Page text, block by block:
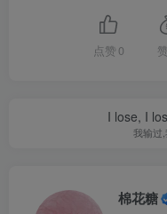
点赞 0
I lose, I
我输过
棉花糖